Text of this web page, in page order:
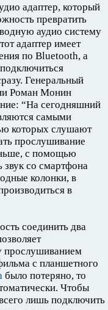
адаптер, который
превратить
аудио систему
адаптер имеет
по Bluetooth, а
Генеральный
Роман Монин
“На сегодняшний
самыми
которых слушают
прослушивание
с помощью
звук со смартфона
колонки, в
в
соединить два
прослушиванием
с планшетного
было потеряно, то
Чтобы
лишь подключить